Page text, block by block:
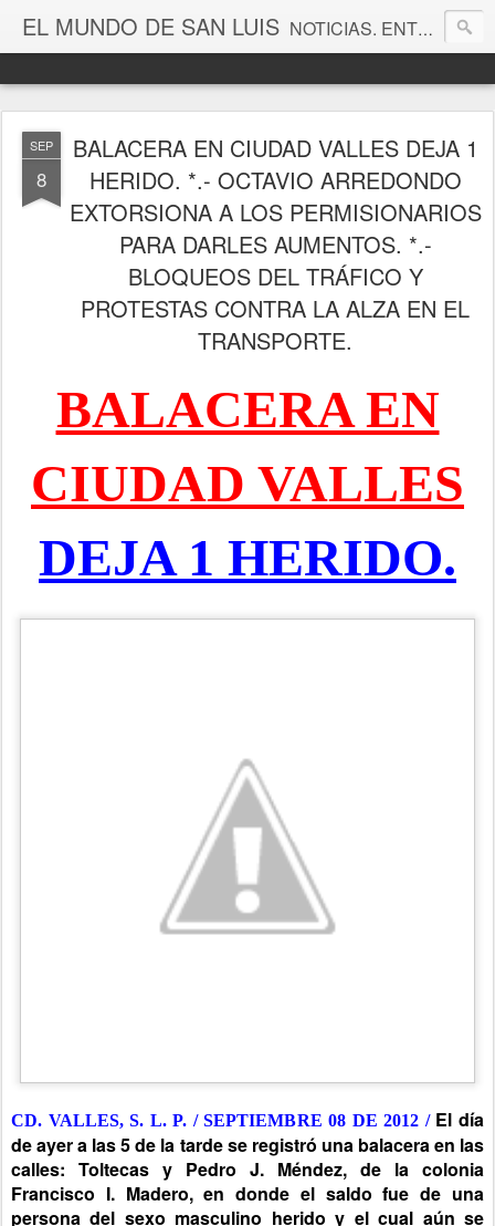
EL MUNDO DE SAN LUIS NOTICIAS. ENTRETENIMIENTO. EDITORIALES. CANAL DE VÍDEOS. GALERÍA DE FOTOGRAFÍAS.
SEP
8
BALACERA EN CIUDAD VALLES DEJA 1
HERIDO. *.- OCTAVIO ARREDONDO
EXTORSIONA A LOS PERMISIONARIOS
PARA DARLES AUMENTOS. *.-
BLOQUEOS DEL TRÁFICO Y
PROTESTAS CONTRA LA ALZA EN EL
TRANSPORTE.
BALACERA EN
CIUDAD VALLES
DEJA 1 HERIDO.
CD. VALLES, S. L. P. / SEPTIEMBRE 08 DE 2012 /El día
de ayer a las 5 de la tarde se registró una balacera en las
calles: Toltecas y Pedro J. Méndez, de la colonia
Francisco I. Madero, en donde el saldo fue de una
persona del sexo masculino herido y el cual aún se